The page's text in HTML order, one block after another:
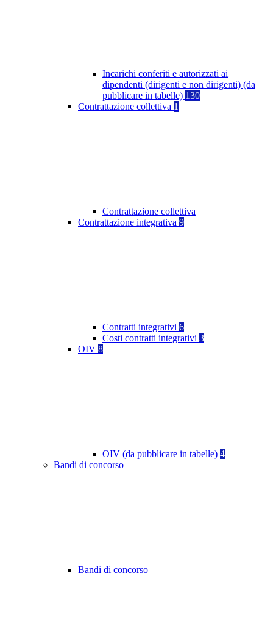
Incarichi conferiti e autorizzati ai
dipendenti (dirigenti e non dirigenti) (da
pubblicare in tabelle) 130
Contrattazione collettiva 1
Contrattazione collettiva
Contrattazione integrativa 9
Contratti integrativi 6
Costi contratti integrativi 3
OIV 8
OIV (da pubblicare in tabelle) 4
Bandi di concorso
Bandi di concorso